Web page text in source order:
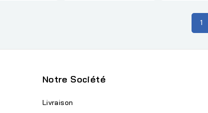
1
Notre Société
Livraison